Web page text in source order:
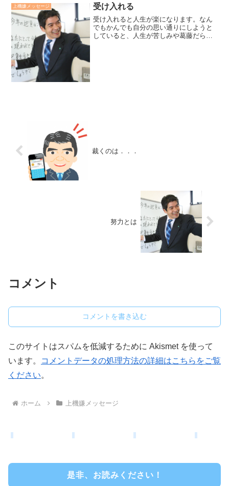
戦略研究会は定義しています。何かと厳
しい時代のなかで、「...
上機嫌メッセージ 受け入れる
受け入れると人生が楽になります。なん
でもかんでも自分の思い通りにしようと
していると、人生が苦しみや葛藤だらけ
裁くのは．．．
努力とは
コメント
コメントを書き込む
このサイトはスパムを低減するために Akismet を使って
います。
コメントデータの処理方法の詳細はこちらをご覧
ください。
ホーム 上機嫌メッセージ
是非、お読みください！